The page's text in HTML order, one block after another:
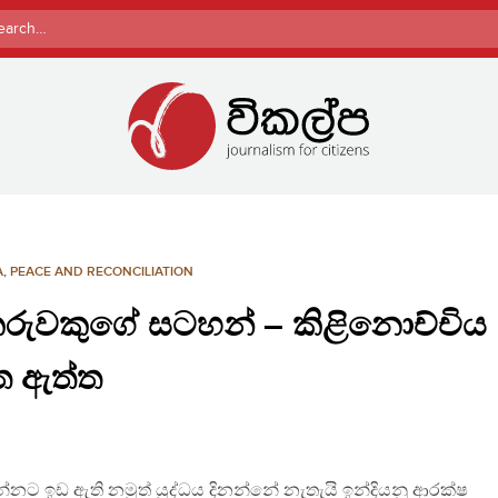
, PEACE AND RECONCILIATION
සටහන් – කිළිනොච්චිය
ඇත්ත
ඉඩ ඇති නමුත් යුද්ධය දිනන්නේ නැතැයි ඉන්දියනු ආරක්ෂ